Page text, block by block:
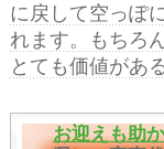
に戻して空っぽ
れます。もちろ
とても価値があ
お迎えも助